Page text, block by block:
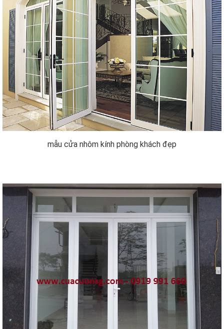
mẫu cửa nhôm kính phòng khách đẹp